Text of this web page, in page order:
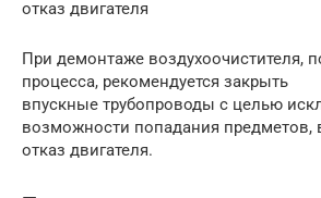
отказ двигателя
При демонтаже воздухоочистителя,
процесса, рекомендуется закрыть
впускные трубопроводы с целью
возможности попадания
отказ двигателя.